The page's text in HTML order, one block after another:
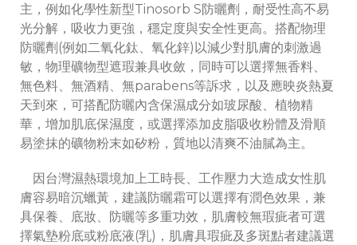
主，例如化學性新型Tinosorb S防曬劑，耐受性高不易
光分解，吸收力更強，穩定度與安全性更高。搭配物理
防曬劑(例如二氧化鈦、氧化鋅)以減少對肌膚的刺激過
敏，物理礦物型遮瑕兼具收斂，同時可以選擇無香料、
無色料、無酒精、無parabens等訴求，以及應映炎熱夏
天到來，可搭配防曬內含保濕成分如玻尿酸、植物精
華，增加肌底保濕度，或選擇添加皮脂吸收粉體及滑順
易塗抹的礦物粉末如矽粉，質地以清爽不油膩為主。
因台灣濕熱環境加上工時長、工作壓力大造成女性肌
膚容易暗沉蠟黃，建議防曬霜可以選擇有潤色效果，兼
具保養、底妝、防曬等多重功效，肌膚較無瑕疵者可選
擇氣墊粉底或粉底液(乳)，肌膚具瑕疵及多斑點者建議選